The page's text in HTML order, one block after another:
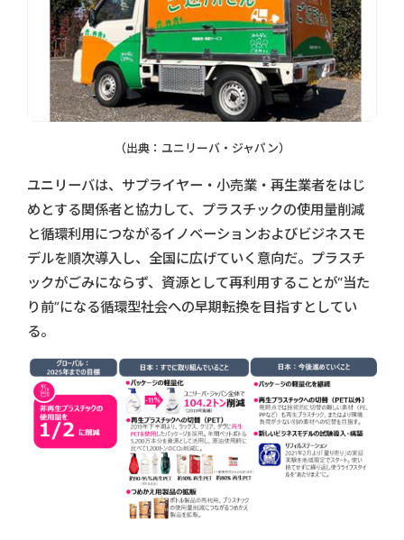
（出典：ユニリーバ・ジャパン）
ユニリーバは、サプライヤー・小売業・再生業者をはじ
めとする関係者と協力して、プラスチックの使用量削減
と循環利用につながるイノベーションおよびビジネスモ
デルを順次導入し、全国に広げていく意向だ。プラスチ
ックがごみにならず、資源として再利用することが“当た
り前”になる循環型社会への早期転換を目指すとしてい
る。